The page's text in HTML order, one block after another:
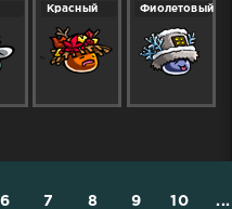
Красный Фиолетовый
6 7 8 9 10 ...